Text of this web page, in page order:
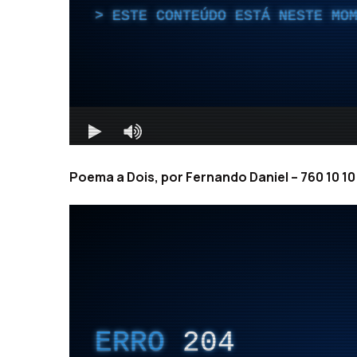
Poema a Dois, por Fernando Daniel – 760 10